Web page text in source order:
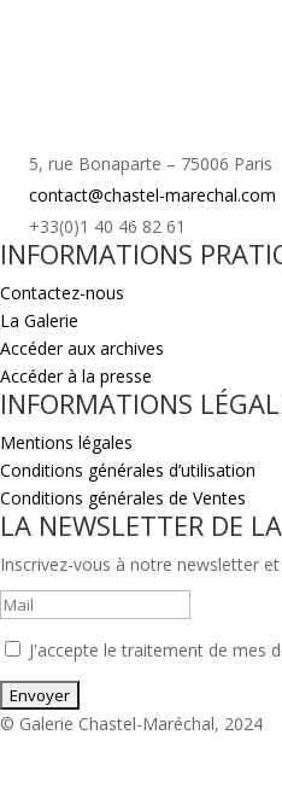
5, rue Bonaparte – 75006 Paris
contact@chastel-marechal.com
+33(0)1 40 46 82 61
INFORMATIONS
Contactez-nous
La Galerie
Accéder aux archives
Accéder à la presse
INFORMATIONS
Mentions légales
Conditions générales d’utilisation
Conditions générales de Ventes
LA NEWSLETTER DE
Inscrivez-vous à notre newsletter
J'accepte le traitement de mes
© Galerie Chastel-Maréchal, 2024